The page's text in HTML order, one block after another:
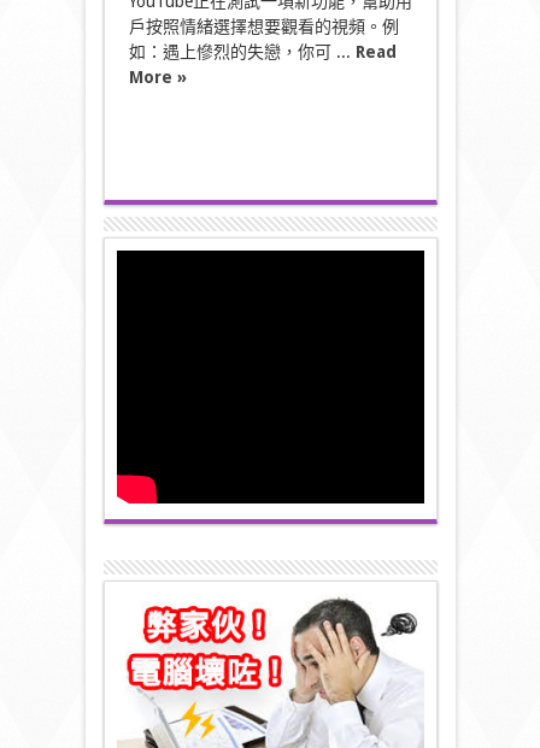
戶按照情緒選擇想要觀看的視頻。例
如：遇上慘烈的失戀，你可 ... Read
More »